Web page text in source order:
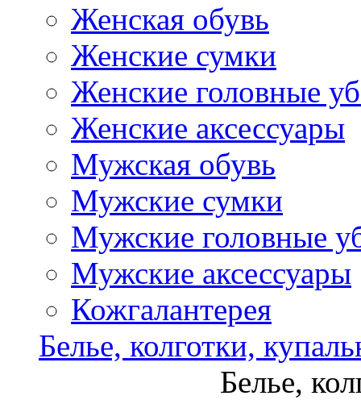
Женская обувь
Женские сумки
Женские головные
Женские аксессуары
Мужская обувь
Мужские сумки
Мужские головные
Мужские аксессуары
Кожгалантерея
Белье, колготки,
Белье,